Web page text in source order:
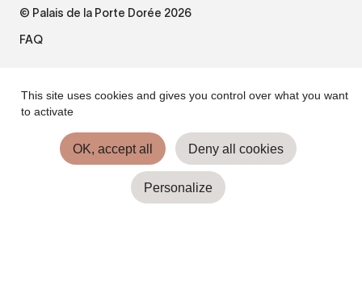
© Palais de la Porte Dorée 2026
FAQ
Plan du site
Accessibilité : non conforme
Gestion des cookies
This site uses cookies and gives you control over what you want
to activate
OK, accept all Deny all cookies
Personalize